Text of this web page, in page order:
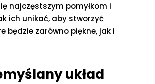
najczęstszym pomyłkom i
ich unikać, aby stworzyć
będzie zarówno piękne, jak i
układ